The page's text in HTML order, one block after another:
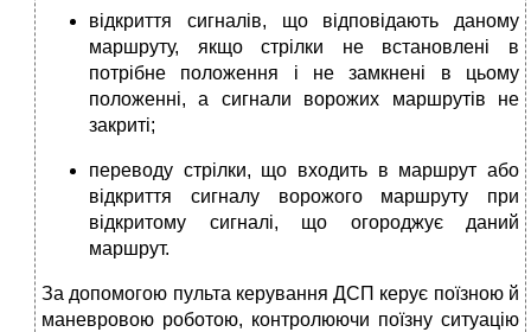
відкриття сигналів, що відповідають даному
маршруту, якщо стрілки не встановлені в
потрібне положення і не замкнені в цьому
положенні, а сигнали ворожих маршрутів не
закриті;
переводу стрілки, що входить в маршрут або
відкриття сигналу ворожого маршруту при
відкритому сигналі, що огороджує даний
маршрут.
За допомогою пульта керування ДСП керує поїзною й
маневровою роботою, контролюючи поїзну ситуацію